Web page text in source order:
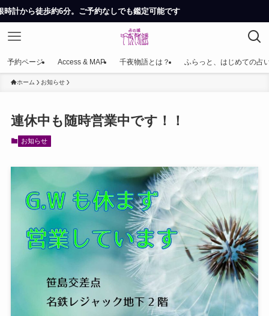
6分。ご予約なしでも鑑定可能です
予約ページ Access & MAP 千夜物語とは？ ふらっと、はじめての占
ホーム お知らせ
連休中も随時営業中です！！
お知らせ